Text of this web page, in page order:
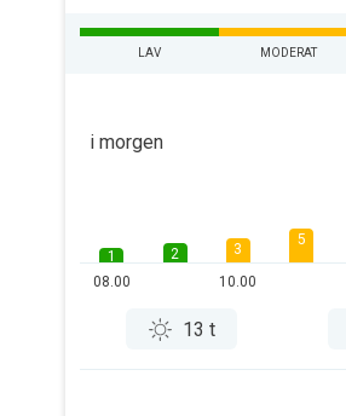
LAV MODERAT
i morgen
1
08.00
2
3
10.00
5
13 t